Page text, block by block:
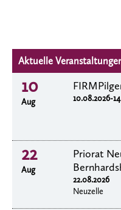
Aktuelle
10
Aug 10.08.2026-
22
Aug
Priorat
22.08.2026
Neuzelle